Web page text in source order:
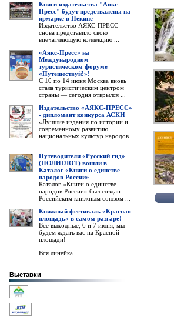
Книги издательства "Аякс-
Пресс" будут предствалены на
ярмарке в Пекине
Издательство АЯКС-ПРЕСС
снова представило свою
впечатляющую коллекцию ...
«Аякс-Пресс» на
Международном
туристическом форуме
«Путешествуй!»!
С 10 по 14 июня Москва вновь
стала туристическим центром
страны — сегодня открылся ...
Издательство «АЯКС-ПРЕСС»
- дипломант конкурса АСКИ
«Лучшие издания по истории и
современному развитию
национальных культур народов
Путеводители «Русский гид»
(ПОЛИГЛОТ) вошли в
Каталог «Книги о единстве
народов России»
Каталог «Книги о единстве
народов России» был создан
Российским книжным союзом ...
Книжный фестиваль «Красная
площадь» в самом разгаре!
Все выходные, 6 и 7 июня, мы
будем ждать вас на Красной
площади!
Вся линейка ...
Выставки